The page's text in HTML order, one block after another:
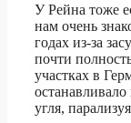
У Рейна тоже
нам очень
годах из-за
почти
участках в
угля,